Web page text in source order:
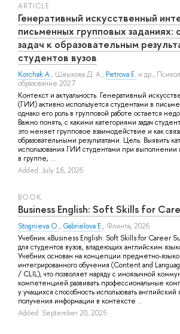
ARTICLE
Генеративный искусственный
письменных групповых заданиях:
задач к образовательным
студентов вузов
Korchak A., Швыкова Д. А., Petrova E. и др.,
образование 2027
Контекст и актуальность. Генеративный
(ГИИ) активно используется студентами в
однако его роль в групповой работе остается
Важно понять, с какими категориями задач
это меняет групповое взаимодействие и как
образовательными результатами. Цель. Выявить
использования ГИИ студентами при выполнении
в группе, ...
Added: July 16, 2026
BOOK
Business English: Soft Skills for
Stognieva O., Gabrielova E., Флинта, 2026.
Учебник «Business English: Soft Skills for Career
для студентов вузов, владеющих английским
Учебник основан на концепции предметно-
интегрированного обучения (Content and
/ CLIL), что позволяет наряду с иноязычной
компетенцией развивать профессиональные
у учащихся способность использовать английский
получения информации в контексте ...
Added: September 20, 2025